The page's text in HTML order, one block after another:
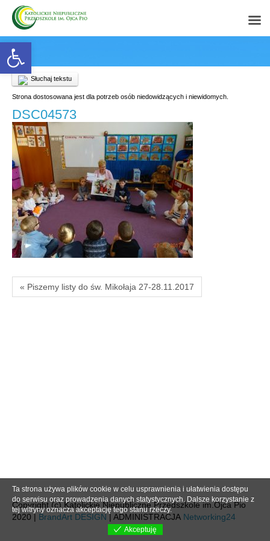
Open toolbar
Słuchaj tekstu
Strona dostosowana jest dla potrzeb osób niedowidzących i niewidomych.
DSC04573
« Piszemy listy do św. Mikołaja 27-28.11.2017
Copyright (c) Katolickie Niepubliczne Przedszkole im.Ojca Pio
2020 | BrandArt DESIGN | ADMINISTRACJA Networking24
Ta strona używa plików cookie w celu usprawnienia i ułatwienia dostępu
do serwisu oraz prowadzenia danych statystycznych. Dalsze korzystanie z
tej witryny oznacza akceptację tego stanu rzeczy.
Akceptuję